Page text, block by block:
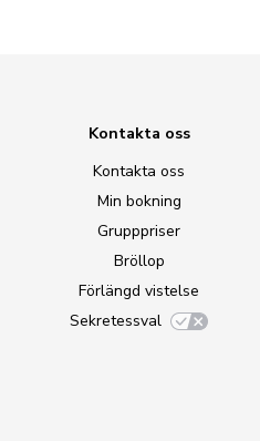
Kontakta oss
Kontakta oss
Min bokning
Grupppriser
Bröllop
Förlängd vistelse
Sekretessval